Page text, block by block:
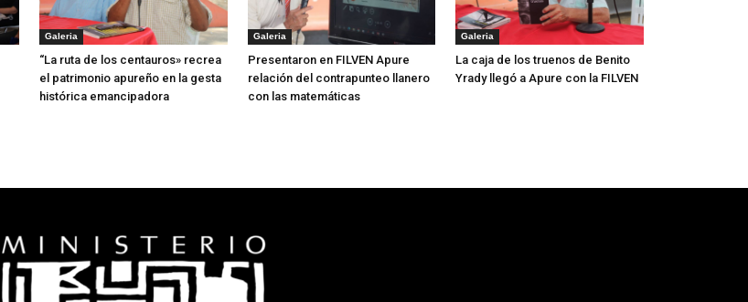
Galeria
“La ruta de los centauros» recrea
el patrimonio apureño en la gesta
histórica emancipadora
Galeria
Presentaron en FILVEN Apure
relación del contrapunteo llanero
con las matemáticas
Galeria
La caja de los truenos de Benito
Yrady llegó a Apure con la FILVEN